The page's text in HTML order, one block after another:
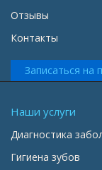
Отзывы
Контакты
Записаться на
Наши услуги
Диагностика
Гигиена зубов